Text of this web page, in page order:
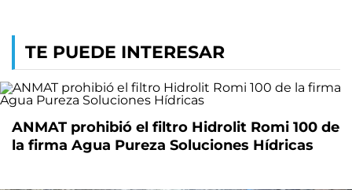
TE PUEDE INTERESAR
ANMAT prohibió el filtro Hidrolit Romi 100 de
la firma Agua Pureza Soluciones Hídricas